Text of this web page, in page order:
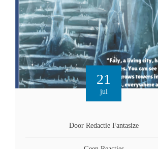
21
jul
Door Redactie Fantasize